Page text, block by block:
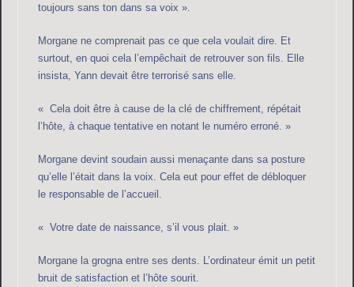
toujours sans ton dans sa voix ».
Morgane ne comprenait pas ce que cela voulait dire. Et
surtout, en quoi cela l’empêchait de retrouver son fils. Elle
insista, Yann devait être terrorisé sans elle.
« Cela doit être à cause de la clé de chiffrement, répétait
l’hôte, à chaque tentative en notant le numéro erroné. »
Morgane devint soudain aussi menaçante dans sa posture
qu’elle l’était dans la voix. Cela eut pour effet de débloquer
le responsable de l’accueil.
« Votre date de naissance, s’il vous plait. »
Morgane la grogna entre ses dents. L’ordinateur émit un petit
bruit de satisfaction et l’hôte sourit.